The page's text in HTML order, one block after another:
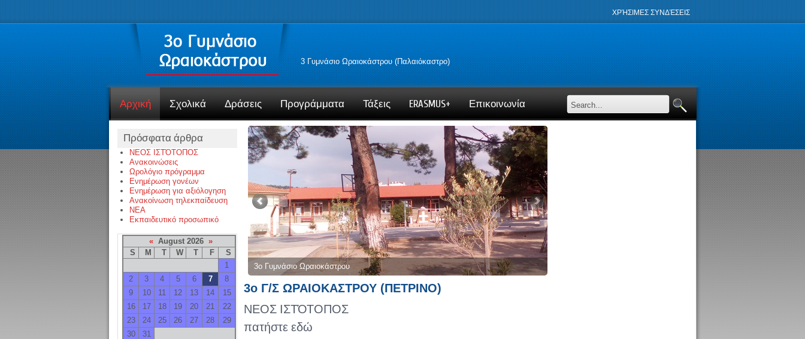
ΧΡΉΣΙΜΕΣ ΣΥΝΔΈΣΕΙΣ
3 Γυμνάσιο Ωραιοκάστρου (Παλαιόκαστρο)
Αρχική Σχολικά Δράσεις Προγράμματα Τάξεις ERASMUS+ Επικοινωνία
Πρόσφατα άρθρα
ΝΕΟΣ ΙΣΤΌΤΟΠΟΣ
Ανακοινώσεις
Ωρολόγιο πρόγραμμα
Ενημέρωση γονέων
Ενημέρωση για αξιόλογηση
Ανακοίνωση τηλεκπαίδευση
NEA
Εκπαιδευτικό προσωπικό
« August 2026 »
S
M T W T F
S
1
2
3 4 5 6 7
8
9
10 11 12 13 14
15
16
17 18 19 20 21
22
23
24 25 26 27 28
29
30
31
3ο Γυμνάσιο Ωραιοκάστρου
3o Γ/Σ ΩΡΑΙΟΚΑΣΤΡΟΥ (ΠΕΤΡΙΝΟ)
ΝΕΟΣ ΙΣΤΌΤΟΠΟΣ
πατήστε εδώ